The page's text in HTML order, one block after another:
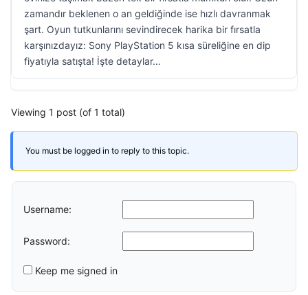
zamandır beklenen o an geldiğinde ise hızlı davranmak
şart. Oyun tutkunlarını sevindirecek harika bir fırsatla
karşınızdayız: Sony PlayStation 5 kısa süreliğine en dip
fiyatıyla satışta! İşte detaylar…
Viewing 1 post (of 1 total)
You must be logged in to reply to this topic.
Username:
Password:
Keep me signed in